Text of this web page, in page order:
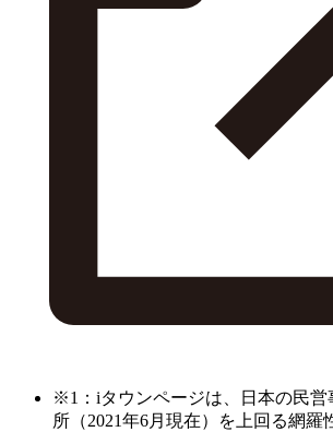
※1：iタウンページは、日本の民営
所（2021年6月現在）を上回る網羅